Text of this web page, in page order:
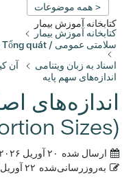
< همه موضوعات
کتابخانه آموزش بیمار
کتابخانه آموزش بیمار
سلامتی عمومی / Bienestar general / Sức khỏe Tổng quát
اسناد به زبان ویتنامی
آن
اندازه‌های سهم پایه
اندازه‌های
(Basic Portion Sizes)
ارسال شده ۲۰ آوریل ۲۰۲۶
به‌روزرسانی‌شده ۲۲ آوریل ۲۰۲۶